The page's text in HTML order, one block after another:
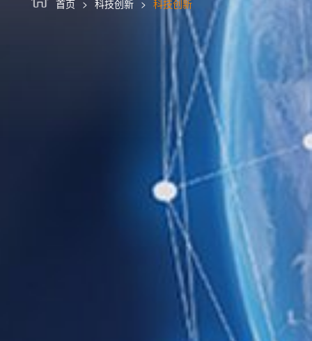
首页 科技创新 科技创新